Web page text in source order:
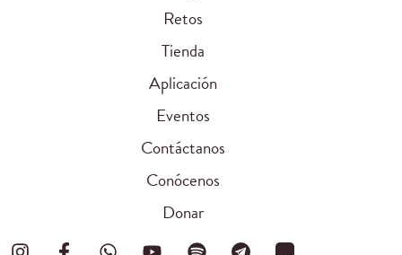
Retos
Tienda
Aplicación
Eventos
Contáctanos
Conócenos
Donar